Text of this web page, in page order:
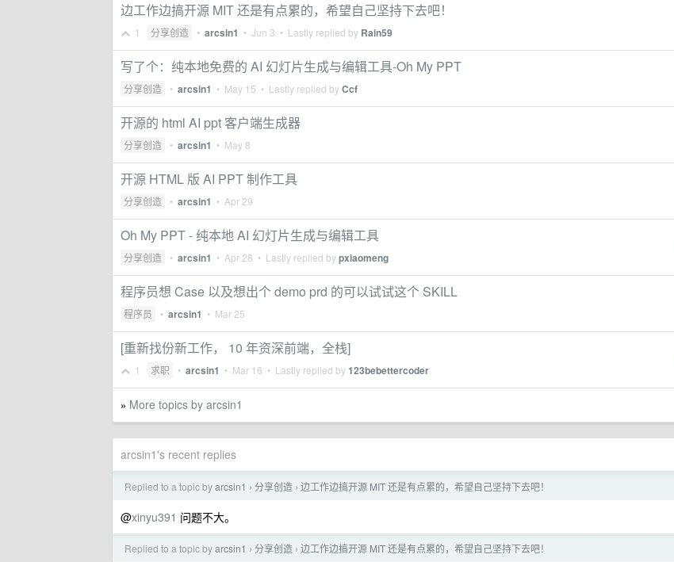
边工作边搞开源 MIT 还是有点累的，希望自己坚持下去吧！
1 分享创造 • arcsin1 • Jun 3 • Lastly replied by Rain59
写了个：纯本地免费的 AI 幻灯片生成与编辑工具-Oh My PPT
分享创造 • arcsin1 • May 15 • Lastly replied byCcf
开源的 html AI ppt 客户端生成器
分享创造 • arcsin1 • May 8
开源 HTML 版 AI PPT 制作工具
分享创造 • arcsin1 • Apr 29
Oh My PPT - 纯本地 AI 幻灯片生成与编辑工具
分享创造 • arcsin1 • Apr 28 • Lastly replied bypxiaomeng
程序员想 Case 以及想出个 demo prd 的可以试试这个 SKILL
程序员 • arcsin1 • Mar 25
[重新找份新工作， 10 年资深前端，全栈]
1 求职 • arcsin1 • Mar 16 • Lastly replied by123bebettercoder
» More topics by arcsin1
arcsin1's recent replies
Replied to a topic byarcsin1 › 分享创造 › 边工作边搞开源 MIT 还是有点累的，希望自己坚持下去吧！
@xinyu391 问题不大。
Replied to a topic byarcsin1 › 分享创造 › 边工作边搞开源 MIT 还是有点累的，希望自己坚持下去吧！